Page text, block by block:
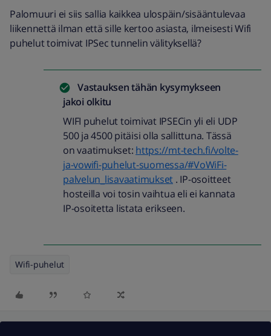
Palomuuri ei siis sallia kaikkea ulospäin/sisääntulevaa
liikennettä ilman että sille kertoo asiasta, ilmeisesti Wifi
puhelut toimivat IPSec tunnelin välityksellä?
Vastauksen tähän kysymykseen
jakoi olkitu
WIFI puhelut toimivat IPSECin yli eli UDP
500 ja 4500 pitäisi olla sallittuna. Tässä
on vaatimukset: https://mt-tech.fi/volte-
ja-vowifi-puhelut-suomessa/#VoWiFi-
palvelun_lisavaatimukset . IP-osoitteet
hosteilla voi tosin vaihtua eli ei kannata
IP-osoitetta listata erikseen.
Wifi-puhelut